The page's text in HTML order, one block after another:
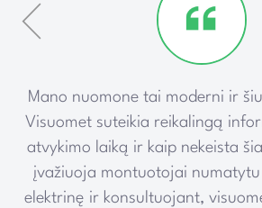
Mano nuomone tai moderni ir
Visuomet suteikia reikalingą
atvykimo laiką ir kaip nekeista
įvažiuoja montuotojai
elektrinę ir konsultuojant,